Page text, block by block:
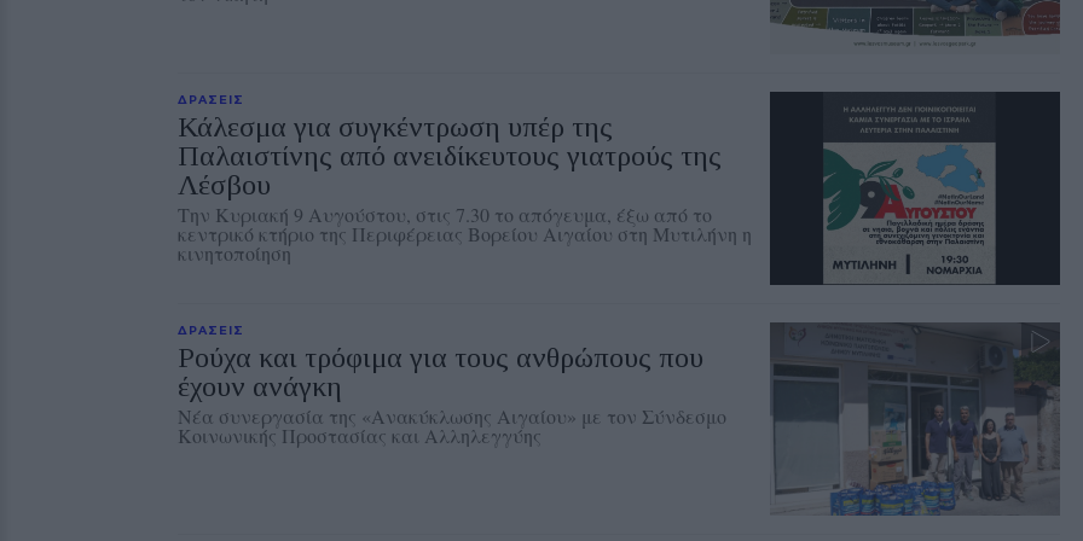
ΔΡΑΣΕΙΣ
Κάλεσμα για συγκέντρωση υπέρ της
Παλαιστίνης από ανειδίκευτους γιατρούς της
Λέσβου
Την Κυριακή 9 Αυγούστου, στις 7.30 το απόγευμα, έξω από το
κεντρικό κτήριο της Περιφέρειας Βορείου Αιγαίου στη Μυτιλήνη η
κινητοποίηση
ΔΡΑΣΕΙΣ
Ρούχα και τρόφιμα για τους ανθρώπους που
έχουν ανάγκη
Νέα συνεργασία της «Ανακύκλωσης Αιγαίου» με τον Σύνδεσμο
Κοινωνικής Προστασίας και Αλληλεγγύης